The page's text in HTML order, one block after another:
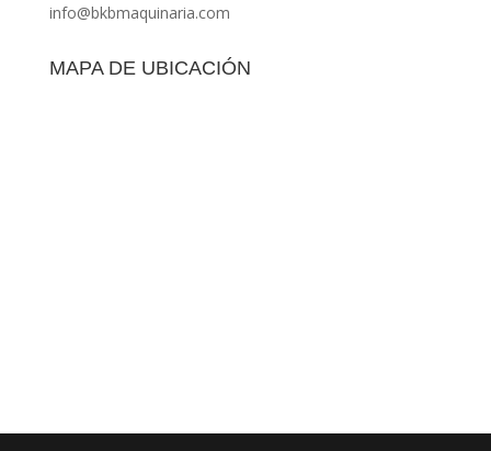
info@bkbmaquinaria.com
MAPA DE UBICACIÓN